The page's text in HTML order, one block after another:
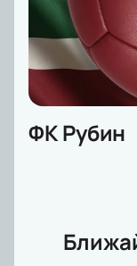
ФК Рубин